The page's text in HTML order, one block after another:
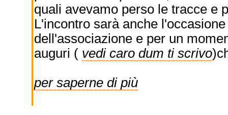
quali avevamo perso le tracce e
L'incontro sarà anche
dell'associazione e per un
auguri ( vedi caro dum ti scrivo
per saperne di più